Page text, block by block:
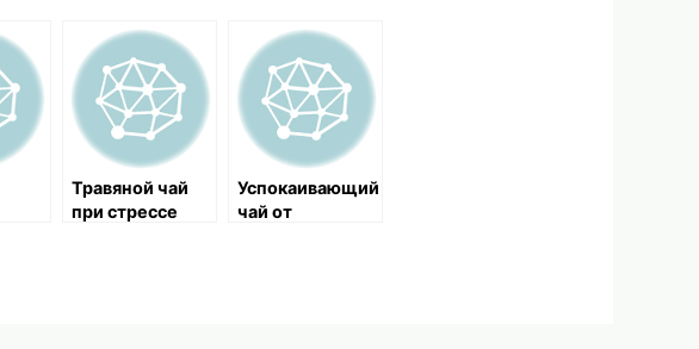
Травяной чай
при стрессе
Успокаивающий
чай от